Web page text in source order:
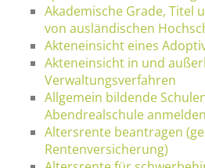
Akademische Grade, Titel
von ausländischen
Akteneinsicht eines
Akteneinsicht in und
Verwaltungsverfahren
Allgemein bildende
Abendrealschule anmelden
Altersrente beantragen
Rentenversicherung)